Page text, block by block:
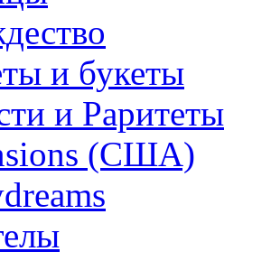
и букеты
и Раритеты
(США)